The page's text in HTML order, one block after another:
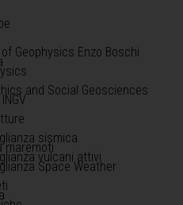
Geophysics Enzo Boschi
and Social Geosciences
sismica
maremoti
vulcani attivi
Space Weather